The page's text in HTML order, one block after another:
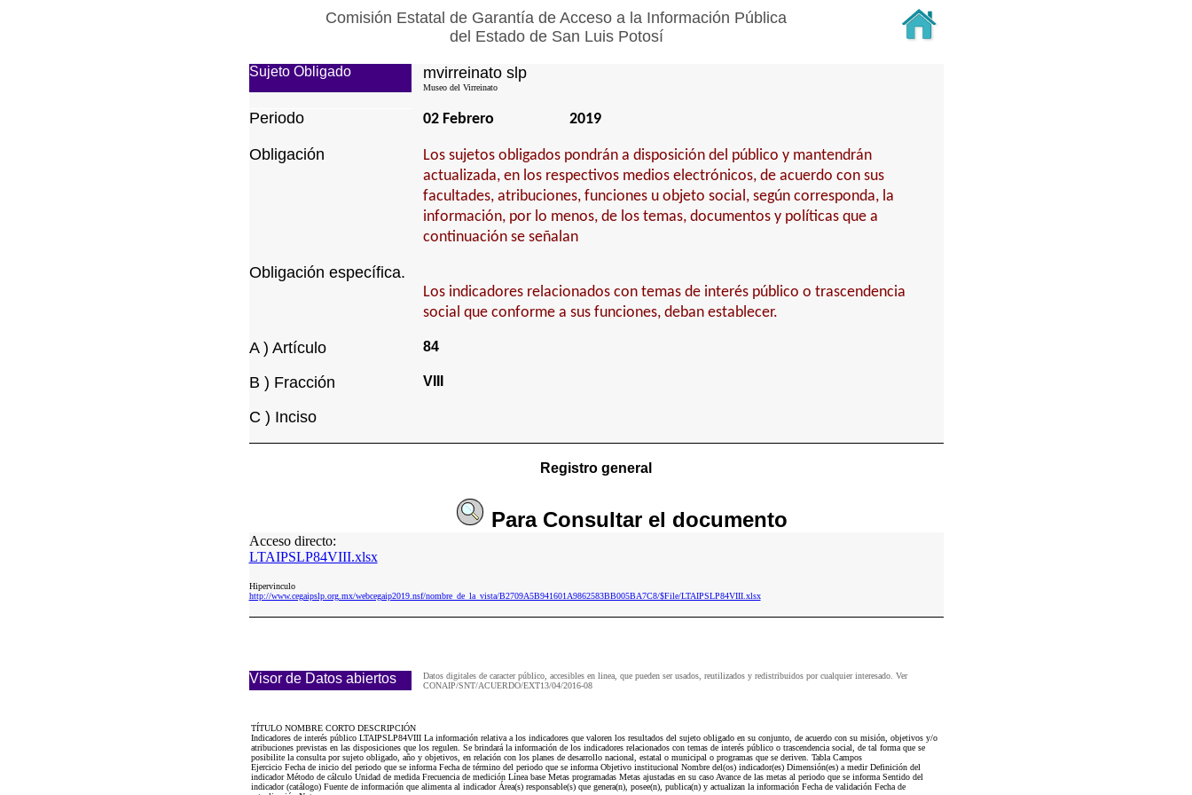
Comisión Estatal de Garantía de Acceso a la Información Pública
del Estado de San Luis Potosí
Sujeto Obligado mvirreinato slp
Museo del Virreinato
Periodo 02 Febrero 2019
Obligación
Los sujetos obligados pondrán a disposición del público y mantendrán
actualizada, en los respectivos medios electrónicos, de acuerdo con sus
facultades, atribuciones, funciones u objeto social, según corresponda, la
información, por lo menos, de los temas, documentos y políticas que a
continuación se señalan
Obligación específica.
Los indicadores relacionados con temas de interés público o trascendencia
social que conforme a sus funciones, deban establecer.
A ) Artículo 84
B ) Fracción VIII
C ) Inciso
Registro general
Para Consultarel documento
Acceso directo:
LTAIPSLP84VIII.xlsx
Hipervinculo
http://www.cegaipslp.org.mx/webcegaip2019.nsf/nombre_de_la_vista/B2709A5B941601A9862583BB005BA7C8/$File/LTAIPSLP84VIII.xlsx
Visor de Datos abiertos
Datos digitales de caracter público, accesibles en linea, que pueden ser usados, reutilizados y redistribuidos por cualquier interesado. Ver
CONAIP/SNT/ACUERDO/EXT13/04/2016-08
TÍTULO NOMBRE CORTO DESCRIPCIÓN
Indicadores de interés público LTAIPSLP84VIII La información relativa a los indicadores que valoren los resultados del sujeto obligado en su conjunto, de acuerdo con su misión, objetivos y/o
atribuciones previstas en las disposiciones que los regulen. Se brindará la información de los indicadores relacionados con temas de interés público o trascendencia social, de tal forma que se
posibilite la consulta por sujeto obligado, año y objetivos, en relación con los planes de desarrollo nacional, estatal o municipal o programas que se deriven. Tabla Campos
Ejercicio Fecha de inicio del periodo que se informa Fecha de término del periodo que se informa Objetivo institucional Nombre del(os) indicador(es) Dimensión(es) a medir Definición del
indicador Método de cálculo Unidad de medida Frecuencia de medición Línea base Metas programadas Metas ajustadas en su caso Avance de las metas al periodo que se informa Sentido del
indicador (catálogo) Fuente de información que alimenta al indicador Área(s) responsable(s) que genera(n), posee(n), publica(n) y actualizan la información Fecha de validación Fecha de